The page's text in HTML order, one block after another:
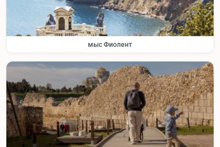
мыс Фиолент